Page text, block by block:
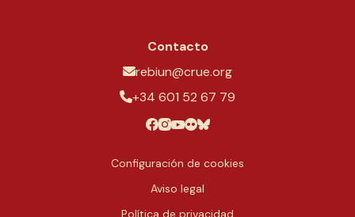
Contacto
rebiun@crue.org
+34 601 52 67 79
Configuración de cookies
Aviso legal
Política de privacidad